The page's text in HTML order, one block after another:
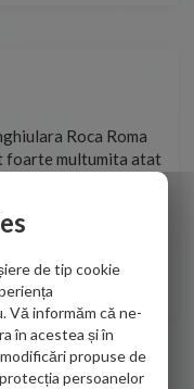
Roca Roma
foarte multumita atat
in obtinerea
doresc!
de tip cookie
Vă informăm că ne-
în acestea și în
propuse de
persoanelor